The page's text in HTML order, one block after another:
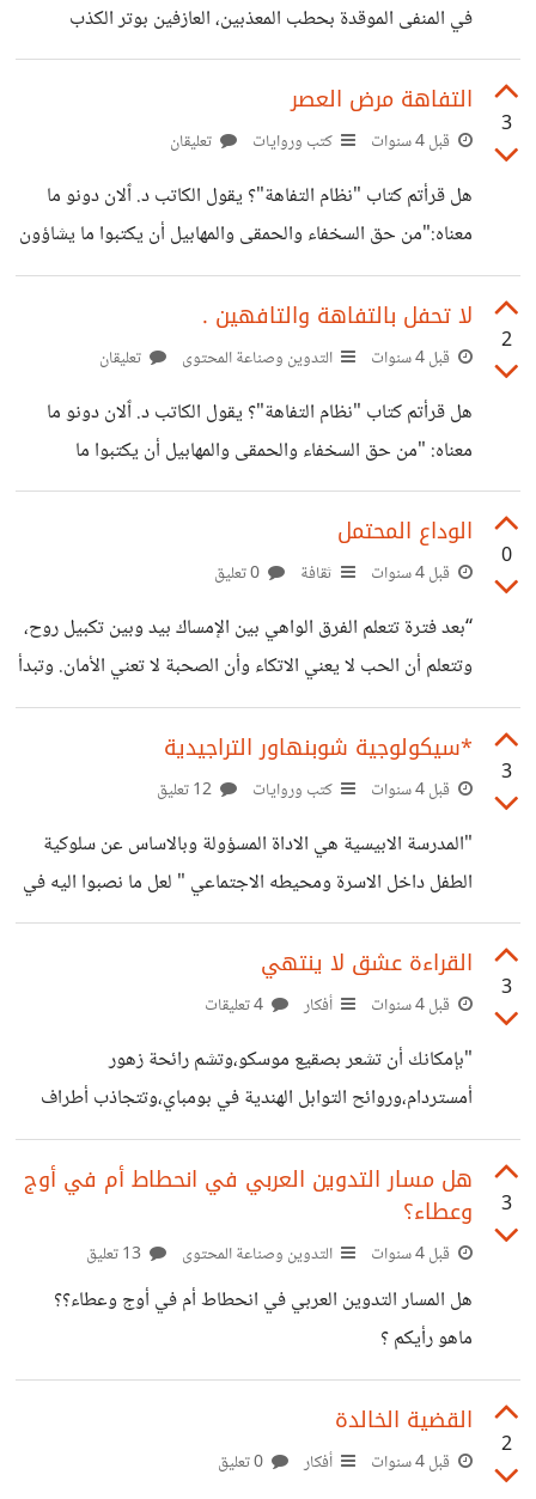
في المنفى الموقدة بحطب المعذبين، العازفين بوتر الكذب
والبهتان ، وانت هناك بين امواج التناقض تهزين يديك ما تبقى
منها ، من رماد العشق.، لكن مع ذالك سيطول الغياب ، ولن يندثر
الجراج، اني ادري حق اليقين حجم التوتر والهستيرية والسخط
التناقضات والاختناقات التي تسري في عروقك الخانقة ...) .لكن
اقسم انه سيطول بك الغياب لكي تتمردي على الاكتراث و
3
التفاهة مرض العصر
قبل 4 سنوات كتب وروايات تعليقان
هل قرأتم كتاب "نظام التفاهة"؟ يقول الكاتب د. ٱلان دونو ما
معناه:"من حق السخفاء والحمقى والمهابيل أن يكتبوا ما يشاؤون
على مواقع التواصل التي ساوت بين المثقف والجاهل. هذا حقهم
ولا أحد يستطيع أن ينازعهم فيه أحد، لذلك الحق ليس عليهم
مطلقاً بل على كل من يهتم أو يعلق أو يرد على ما يكتبون. في
وراء الفقاعات والفاقعين"، لأنك بذلك تعطي قيمة للهابطين
2
لا تحفل بالتفاهة والتافهين .
قبل 4 سنوات التدوين وصناعة المحتوى تعليقان
هل قرأتم كتاب "نظام التفاهة"؟ يقول الكاتب د. ٱلان دونو ما
معناه: "من حق السخفاء والحمقى والمهابيل أن يكتبوا ما
يشاؤون على مواقع التواصل التي ساوت بين المثقف والجاهل.
هذا حقهم ولا أحد يستطيع أن ينازعهم فيه أحد، لذلك الحق ليس
عليهم مطلقاً بل على كل من يهتم أو يعلق أو يرد على ما يكتبون.
مطلقاً وراء الفقاعات والفاقعين"، لأنك بذلك تعطي قيمة للهابطين
.
0
الوداع المحتمل
قبل 4 سنوات ثقافة
“بعد فترة تتعلم الفرق الواهي بين الإمساك بيد وبين تكبيل روح،
وتتعلم أن الحب لا يعني الاتكاء وأن الصحبة لا تعني الأمان. وتبدأ
بالتعلم أن القبل لا تعني اتفاقات مبرمة وأن الهدايا ليست وعوداً
وتبدأ بتقبل هزائمك مع رأسك مرفوعاً و بعينيك مفتوحتين بسمو
إمرأة، وليس بحزن طفل، وتتعلم بناء كل دروبك على يومك
تتعلم... إن حتى أشعة الشمس تحرق إذا بالغت في الاقتراب. لذا
تقوم بزرع حديقتك وتزيّن
3
*سيكولوجية شوبنهاور التراجيدية
قبل 4 سنوات كتب وروايات
"المدرسة الابيسية هي الاداة المسؤولة وبالاساس عن سلوكية
الطفل داخل الاسرة ومحيطه الاجتماعي " لعل ما نصبوا اليه في
موضوعنا هذا الى نبش سيكولوجية الذات (لشوبنهاور ، وعلى
عنصره المخل .( أمه ) لنا في شوبنهاور خير مثال ، النموذج الحي
لصاحب الفلسفة التشاؤمية . هو الفيلسوف الالماني "ارثر
المجتمع. هو زلز ال رهيب سمح للبشرية في التفكير في الاعماق ،
وكذا في الأمور الخفية المحركة للعالم. لقد اعتاد شوبنهاور ان
يعيش
3
القراءة عشق لا ينتهي
قبل 4 سنوات أفكار
"بإمكانك أن تشعر بصقيع موسكو،وتشم رائحة زهور
أمستردام،وروائح التوابل الهندية في بومباي،وتتجاذب أطراف
الحديث مع حكيم صيني عاش في القرن الثاني قبل الميلاد!
بإمكانك أن تفعل هذه الأشياء وأكثر،عبر شيئ واحد: القراءة الذي
لا يقرأ...لا يرى الحياة بشكل جيد"
3
هل مسار التدوين العربي في انحطاط أم في أوج
وعطاء؟
قبل 4 سنوات التدوين وصناعة المحتوى
هل المسار التدوين العربي في انحطاط أم في أوج وعطاء؟؟
ماهو رأيكم ؟
2
القضية الخالدة
قبل 4 سنوات أفكار